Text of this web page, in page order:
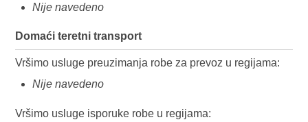
Nije navedeno
Domaći teretni transport
Vršimo usluge preuzimanja robe za prevoz u regijama:
Nije navedeno
Vršimo usluge isporuke robe u regijama: